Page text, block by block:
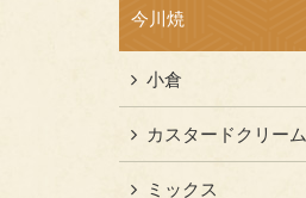
今川焼
小倉
カスタードクリーム
ミックス